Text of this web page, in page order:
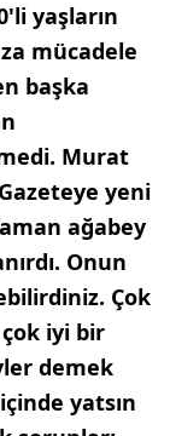
yaşların
mücadele
başka
Murat
yeni
ağabey
Onun
Çok
iyi bir
demek
yatsın